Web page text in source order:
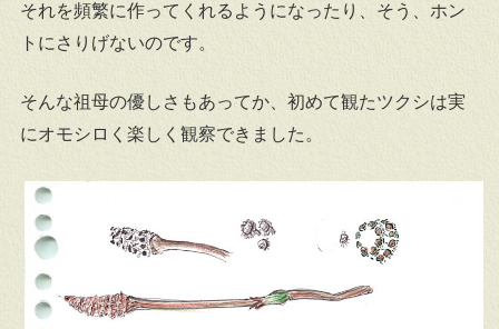
それを頻繁に作ってくれるようになったり、そう、ホン
トにさりげないのです。
そんな祖母の優しさもあってか、初めて観たツクシは実
にオモシロく楽しく観察できました。